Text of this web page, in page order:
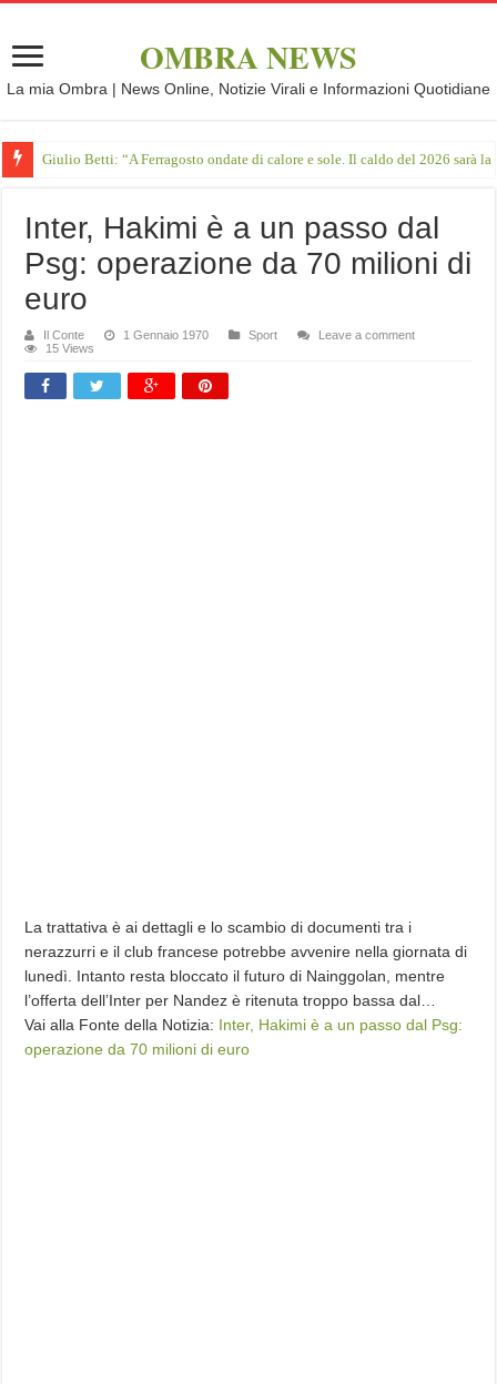
OMBRA NEWS
La mia Ombra | News Online, Notizie Virali e Informazioni Quotidiane
Giulio Betti: “A Ferragosto ondate di calore e sole. Il caldo del 2026 sarà
Inter, Hakimi è a un passo dal
Psg: operazione da 70 milioni di
euro
Il Conte 1 Gennaio 1970 Sport
Leave a comment
15 Views
La trattativa è ai dettagli e lo scambio di documenti tra i
nerazzurri e il club francese potrebbe avvenire nella giornata di
lunedì. Intanto resta bloccato il futuro di Nainggolan, mentre
l’offerta dell’Inter per Nandez è ritenuta troppo bassa dal…
Vai alla Fonte della Notizia: Inter, Hakimi è a un passo dal Psg:
operazione da 70 milioni di euro